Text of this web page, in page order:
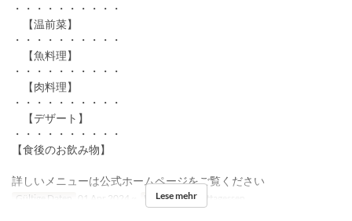
・・・・・・・・・・
【温前菜】
・・・・・・・・・・
【魚料理】
・・・・・・・・・・
【肉料理】
・・・・・・・・・・
【デザート】
・・・・・・・・・・
【食後のお飲み物】
詳しいメニューは公式ホームページをご覧ください
Gültige Daten 01 Apr 2024 ~ Mahlzeiten Mittagessen
Lese mehr